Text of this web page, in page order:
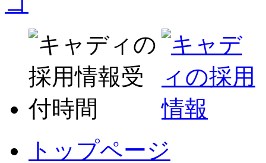
トップページ